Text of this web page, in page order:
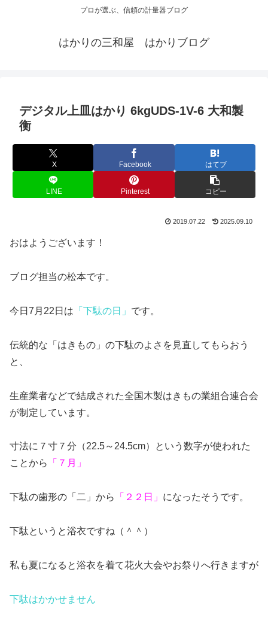
プロが選ぶ、信頼の計量器ブログ
はかりの三和屋 はかりブログ
デジタル上皿はかり 6kgUDS-1V-6 大和製
衡
X Facebook はてブ
LINE Pinterest コピー
2019.07.22 2025.09.10
おはようございます！
ブログ担当の松本です。
今日7月22日は 「下駄の日」 です。
伝統的な「はきもの」の下駄のよさを見直してもらおう
と、
生産業者などで結成された全国木製はきもの業組合連合会
が制定しています。
寸法に７寸７分（22.5～24.5cm）という数字が使われた
ことから
「７月」
下駄の歯形の「二」から 「２２日」 になったそうです。
下駄というと浴衣ですね（＾＾）
私も夏になると浴衣を着て花火大会やお祭りへ行きますが
下駄はかかせません